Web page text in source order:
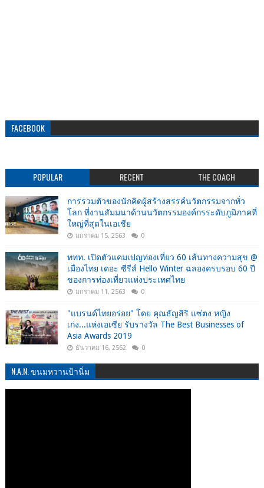
FACEBOOK
POPULAR RECENT THE COACH
การรวมตัวของนักคิดผู้สร้างสรรค์นวัตกรรมจากทั่ว
โลก ที่งานสัมมนาด้านนวัตกรรมองค์กรระดับภูมิภาคที่
ใหญ่ที่สุดในเอเชีย
มกราคม 15, 2563 0
ททท. เปิดตัวแคมเปญท่องเที่ยว 60 เส้นทางความสุข @
เมืองไทย เดอะ ซีรีส์ Hello Winter ฉลองครบรอบ 60 ปี
ของการท่องเที่ยวแห่งประเทศไทย
มกราคม 11, 2563 0
"แบรนด์ไทยอร่อย" โดย คุณธัญสิริ แซ่ตง หญิง
เก่ง...แห่งเอเซีย รับรางวัล The Best Businesses of
Asia Awards 2019
ธันวาคม 16, 2562 0
N.A.N. ขนมหวานป้านิ่ม